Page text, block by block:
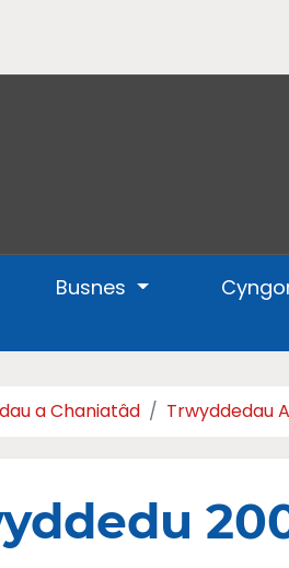
Busnes
a Chaniatâd Trwyddedau